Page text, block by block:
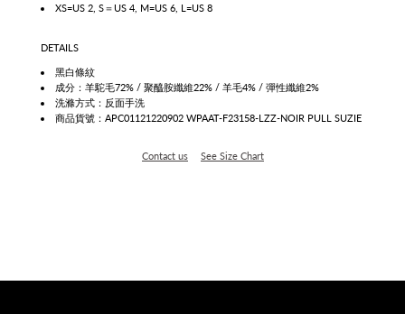
XS=US 2, S＝US 4, M=US 6, L=US 8
DETAILS
黑白條紋
成分：羊駝毛72% / 聚醯胺纖維22% / 羊毛4% / 彈性纖維2%
洗滌方式： 反面手洗
商品貨號：APC01121220902 WPAAT-F23158-LZZ-NOIR PULL SUZIE
Contact us See Size Chart